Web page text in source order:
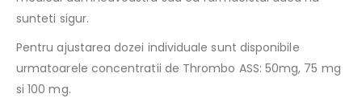
sunteti sigur.
Pentru ajustarea dozei individuale sunt disponibile
urmatoarele concentratii de Thrombo ASS: 50mg, 75 mg
si 100 mg.